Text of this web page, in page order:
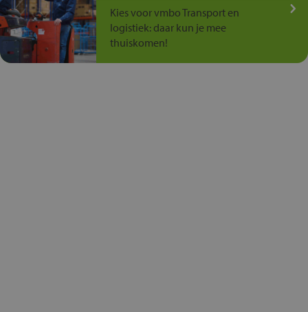
Kies voor vmbo Transport en
logistiek: daar kun je mee
thuiskomen!